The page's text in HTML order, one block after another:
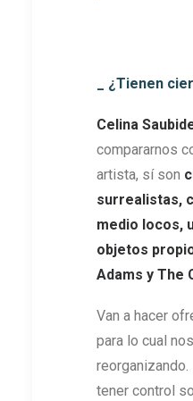
_ ¿Tienen
Celina
compararnos
artista, sí son
surrealistas,
medio locos,
objetos
Adams y The
Van a hacer
para lo cual
tener control